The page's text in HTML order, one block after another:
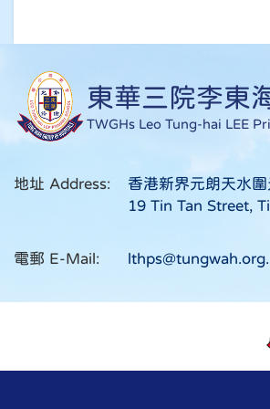
東華三院李東
TWGHs Leo Tung-hai LEE
地址 Address:
香港新界元朗天水
19 Tin Tan Street,
電郵 E-Mail: